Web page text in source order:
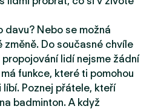
davu? Nebo se možná
změně. Do současné chvíle
lidí nejsme žádní
funkce, které ti pomohou
Poznej přátele, kteří
badminton. A když